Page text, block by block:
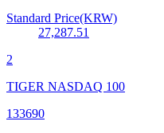
Standard Price(KRW)
27,287.51
2
TIGER NASDAQ 100
133690